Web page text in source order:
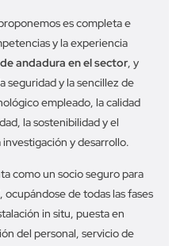
es completa e
y la experiencia
andadura en el sector, y
seguridad y la sencillez de
empleado, la calidad
la sostenibilidad y el
y desarrollo.
como un socio seguro para
, ocupándose de todas las fases
in situ, puesta en
del personal, servicio de